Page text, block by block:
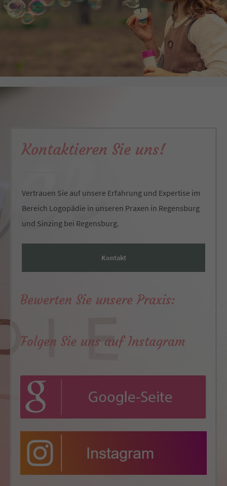
Kontaktieren Sie uns!
Vertrauen Sie auf unsere Erfahrung und Expertise im
Bereich Logopädie in unseren Praxen in Regensburg
und Sinzing bei Regensburg.
Kontakt
Bewerten Sie unsere Praxis:
Folgen Sie uns auf Instagram